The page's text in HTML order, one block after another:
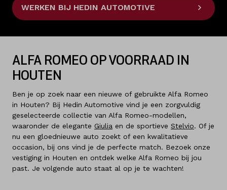
WERKEN BIJ HEDIN AUTOMOTIVE
ALFA ROMEO OP VOORRAAD IN
HOUTEN
Ben je op zoek naar een nieuwe of gebruikte Alfa Romeo
in Houten? Bij Hedin Automotive vind je een zorgvuldig
geselecteerde collectie van Alfa Romeo-modellen,
waaronder de elegante Giulia en de sportieve Stelvio. Of je
nu een gloednieuwe auto zoekt of een kwalitatieve
occasion, bij ons vind je de perfecte match. Bezoek onze
vestiging in Houten en ontdek welke Alfa Romeo bij jou
past. Je volgende auto staat al op je te wachten!